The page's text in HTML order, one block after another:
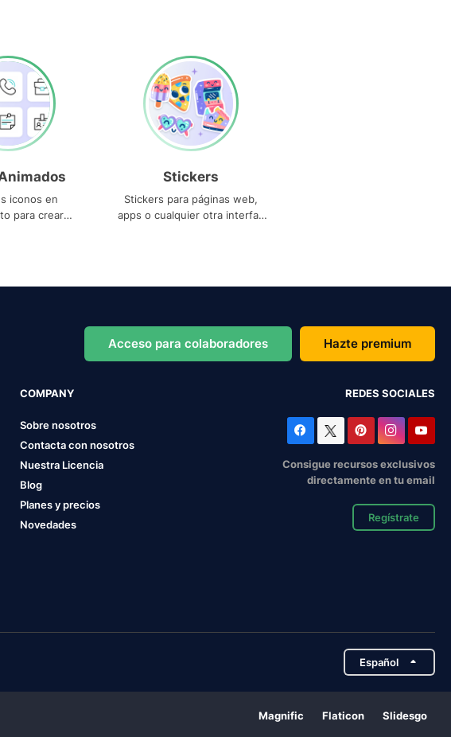
iconos en
para crear
Stickers
Stickers para páginas web,
apps o cualquier otra interfaz
Acceso para colaboradores Hazte premium
COMPANY
Sobre nosotros
Contacta con nosotros
Nuestra Licencia
Blog
Planes y precios
Novedades
REDES SOCIALES
Consigue recursos exclusivos
directamente en tu email
Regístrate
Español
Magnific Flaticon Slidesgo